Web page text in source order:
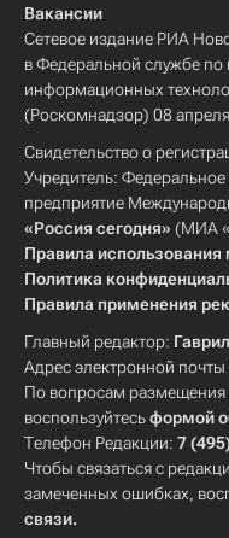
Вакансии
Сетевое издание РИА
в Федеральной службе по
информационных
(Роскомнадзор) 08
Свидетельство о
Учредитель: Федеральное
предприятие
«Россия сегодня» (МИА
Правила использования
Политика
Правила применения
Главный редактор:
Адрес электронной почты
По вопросам
воспользуйтесьформой
Телефон Редакции: 7
Чтобы связаться с
замеченных ошибках,
связи.